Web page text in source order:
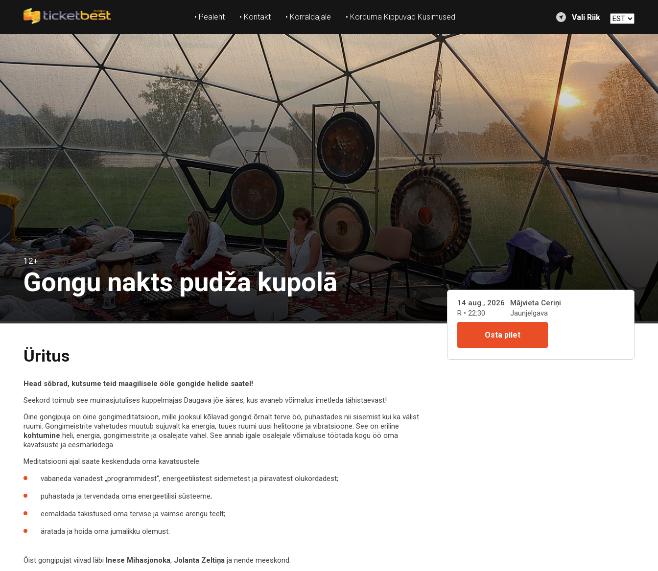
• Pealeht • Kontakt • Korraldajale • Korduma Kippuvad Küsimused Vali Riik
12+
Gongu nakts pudža kupolā
14 aug., 2026
R • 22:30
Mājvieta Ceriņi
Jaunjelgava
Osta pilet
Üritus
Head sõbrad, kutsume teid maagilisele ööle gongide helide saatel!
Seekord toimub see muinasjutulises kuppelmajas Daugava jõe ääres, kus avaneb võimalus imetleda tähistaevast!
Öine gongipuja on öine gongimeditatsioon, mille jooksul kõlavad gongid õrnalt terve öö, puhastades nii sisemist kui ka välist
ruumi. Gongimeistrite vahetudes muutub sujuvalt ka energia, tuues ruumi uusi helitoone ja vibratsioone. See on eriline
kohtumine heli, energia, gongimeistrite ja osalejate vahel. See annab igale osalejale võimaluse töötada kogu öö oma
kavatsuste ja eesmärkidega.
Meditatsiooni ajal saate keskenduda oma kavatsustele:
vabaneda vanadest „programmidest“, energeetilistest sidemetest ja piiravatest olukordadest;
puhastada ja tervendada oma energeetilisi süsteeme;
eemaldada takistused oma tervise ja vaimse arengu teelt;
äratada ja hoida oma jumalikku olemust.
Öist gongipujat viivad läbi Inese Mihasjonoka, Jolanta Zeltiņa ja nende meeskond.